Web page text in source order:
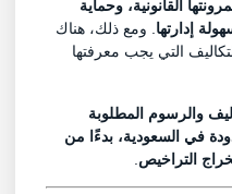
القانونية، وحماية
إدارتها. ومع ذلك، هناك
التي يجب معرفتها
والرسوم المطلوبة
في السعودية، بدءًا من
التراخيص.